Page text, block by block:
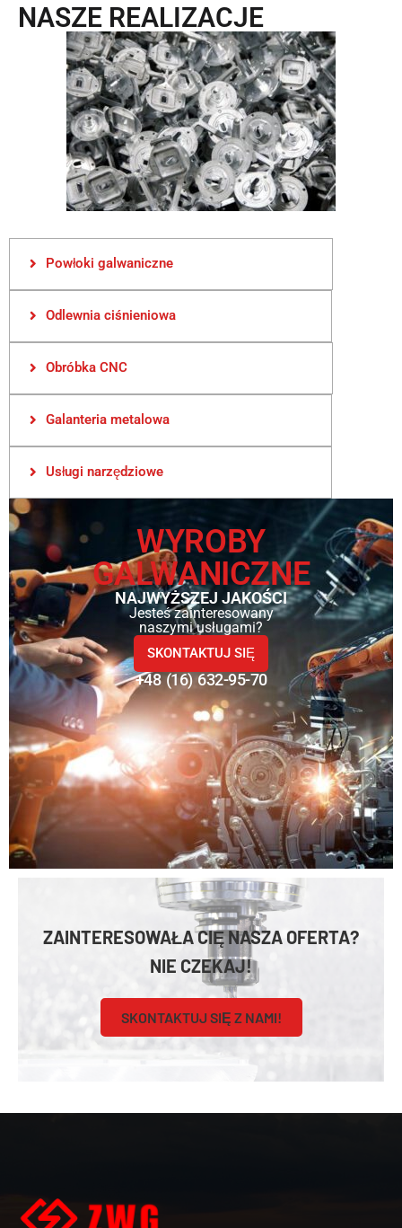
NASZE REALIZACJE
Powłoki galwaniczne
Odlewnia ciśnieniowa
Obróbka CNC
Galanteria metalowa
Usługi narzędziowe
WYROBY
GALWANICZNE
NAJWYŻSZEJ JAKOŚCI
Jesteś zainteresowany
naszymi usługami?
SKONTAKTUJ SIĘ
+48 (16) 632-95-70
ZAINTERESOWAŁA CIĘ NASZA OFERTA?
NIE CZEKAJ!
SKONTAKTUJ SIĘ Z NAMI!